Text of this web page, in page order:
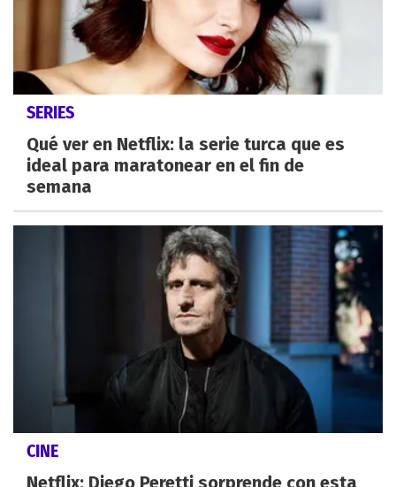
SERIES
Qué ver en Netflix: la serie turca que es
ideal para maratonear en el fin de
semana
CINE
Netflix: Diego Peretti sorprende con esta